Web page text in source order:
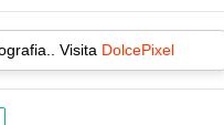
Visita DolcePixel